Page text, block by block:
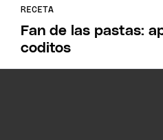
RECETA
Fan de las pastas:
coditos